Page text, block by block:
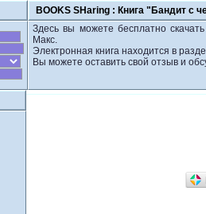
BOOKS SHaring : Книга "Бандит с
Здесь вы можете бесплатно
Макс.
Электронная книга находится в
Вы можете оставить свой отзыв и